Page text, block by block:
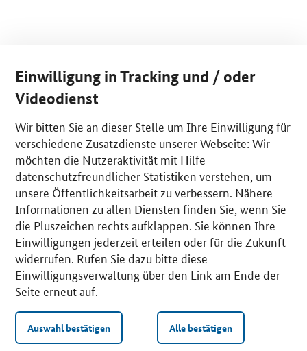
Einwilligung in Tracking und / oder
Videodienst
Wir bitten Sie an dieser Stelle um Ihre Einwilligung für
verschiedene Zusatzdienste unserer Webseite: Wir
möchten die Nutzeraktivität mit Hilfe
datenschutzfreundlicher Statistiken verstehen, um
unsere Öffentlichkeitsarbeit zu verbessern. Nähere
Informationen zu allen Diensten finden Sie, wenn Sie
die Pluszeichen rechts aufklappen. Sie können Ihre
Einwilligungen jederzeit erteilen oder für die Zukunft
widerrufen. Rufen Sie dazu bitte diese
Einwilligungsverwaltung über den Link am Ende der
Seite erneut auf.
Auswahl bestätigen Alle bestätigen